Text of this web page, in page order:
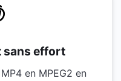
sans effort
en MPEG2 en